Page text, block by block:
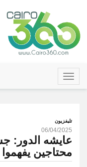
تليفزيون
06/04/2025
عايشه الدور:
محتاجين